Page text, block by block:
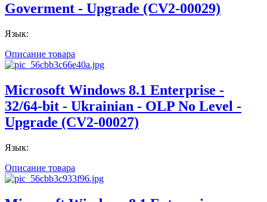
Goverment - Upgrade (CV2-00029)
Язык:
Описание товара
Microsoft Windows 8.1 Enterprise -
32/64-bit - Ukrainian - OLP No Level -
Upgrade (CV2-00027)
Язык:
Описание товара